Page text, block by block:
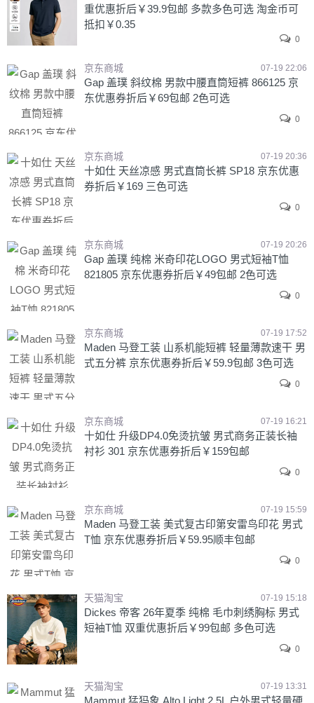
重优惠折后￥39.9包邮 多款多色可选 淘金币可
抵扣￥0.35
0
京东商城 07-19 22:06
Gap 盖璞 斜纹棉 男款中腰直筒短裤 866125 京
东优惠券折后￥69包邮 2色可选
0
京东商城 07-19 20:36
十如仕 天丝凉感 男式直筒长裤 SP18 京东优惠
券折后￥169 三色可选
0
京东商城 07-19 20:26
Gap 盖璞 纯棉 米奇印花LOGO 男式短袖T恤
821805 京东优惠券折后￥49包邮 2色可选
0
京东商城 07-19 17:52
Maden 马登工装 山系机能短裤 轻量薄款速干 男
式五分裤 京东优惠券折后￥59.9包邮 3色可选
0
京东商城 07-19 16:21
十如仕 升级DP4.0免烫抗皱 男式商务正装长袖
衬衫 301 京东优惠券折后￥159包邮
0
京东商城 07-19 15:59
Maden 马登工装 美式复古印第安雷鸟印花 男式
T恤 京东优惠券折后￥59.95顺丰包邮
0
天猫淘宝 07-19 15:18
Dickes 帝客 26年夏季 纯棉 毛巾刺绣胸标 男式
短袖T恤 双重优惠折后￥99包邮 多色可选
0
天猫淘宝 07-19 13:31
Mammut 猛犸象 Alto Light 2.5L 户外男式轻量硬